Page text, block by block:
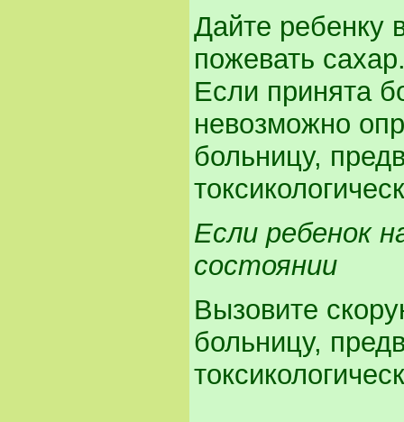
Дайте ребенку
пожевать
Если принята
невозможно
больницу,
Если ребенок
состоянии
Вызовите
больницу,